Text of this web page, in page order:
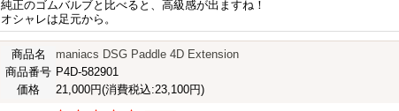
純正のゴムバルブと比べると、高級感が出ますね！
オシャレは足元から。
商品名
maniacs DSG Paddle 4D Extension
商品番号 P4D-582901
価格
21,000円(消費税込:23,100円)